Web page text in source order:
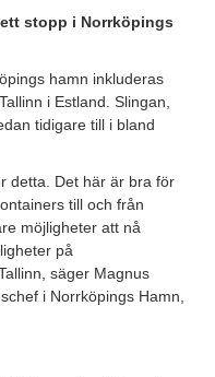
stopp i Norrköpings
hamn inkluderas
i Estland. Slingan,
tidigare till i bland
detta. Det här är bra för
till och från
möjligheter att nå
på
säger Magnus
i Norrköpings Hamn,